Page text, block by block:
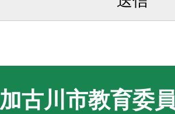
加古川市教育委